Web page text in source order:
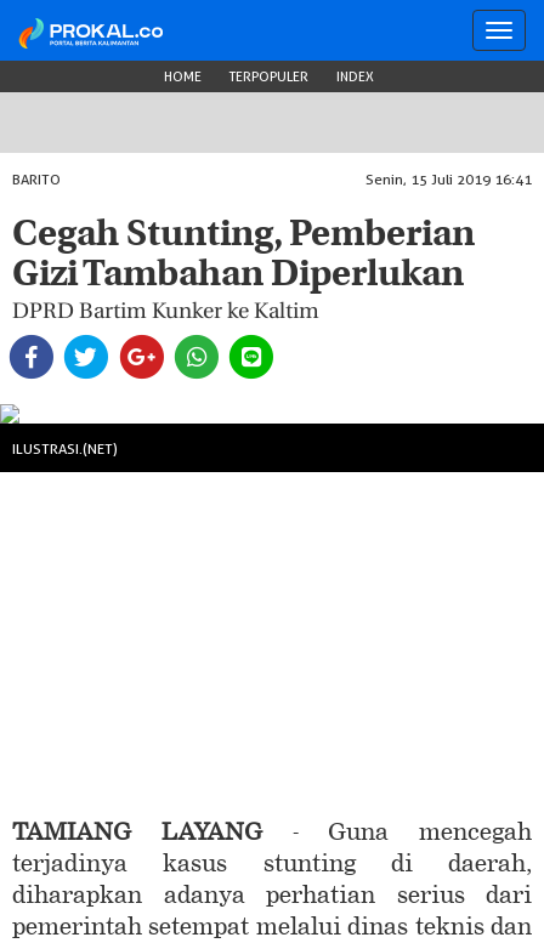
HOME TERPOPULER INDEX
BARITO Senin, 15 Juli 2019 16:41
Cegah Stunting, Pemberian
Gizi Tambahan Diperlukan
DPRD Bartim Kunker ke Kaltim
ILUSTRASI.(NET)
TAMIANG LAYANG- Guna mencegah
terjadinya kasus stunting di daerah,
diharapkan adanya perhatian serius dari
pemerintah setempat melalui dinas teknis dan